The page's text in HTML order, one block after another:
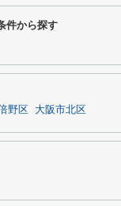
件から探す
野区 大阪市北区